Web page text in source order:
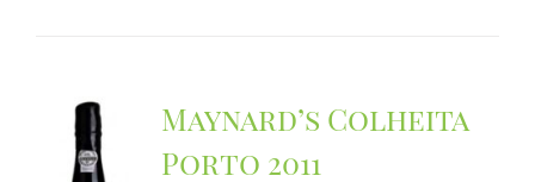
Maynard’s Colheita
Porto 2011